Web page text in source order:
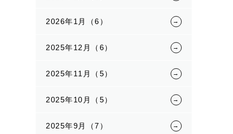
2026年1月（6）
2025年12月（6）
2025年11月（5）
2025年10月（5）
2025年9月（7）